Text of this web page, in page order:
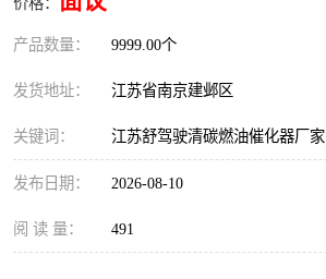
产品数量： 9999.00个
发货地址： 江苏省南京建邺区
关键词： 江苏舒驾驶清碳燃油催化器厂家
发布日期： 2026-08-10
阅 读 量： 491